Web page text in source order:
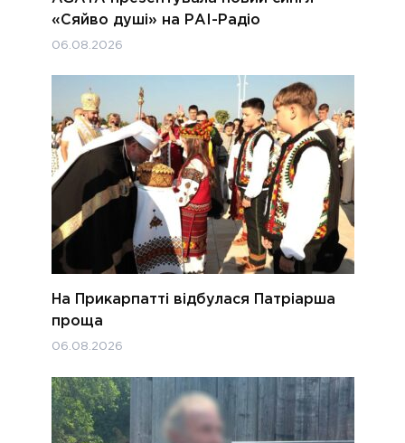
«Сяйво душі» на РАІ-Радіо
06.08.2026
На Прикарпатті відбулася Патріарша
проща
06.08.2026